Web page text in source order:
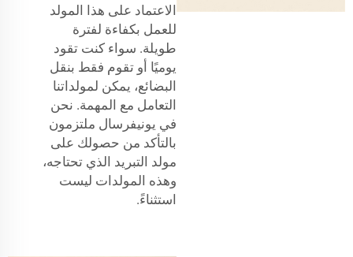
الاعتماد على هذا المولد
للعمل بكفاءة لفترة
طويلة. سواء كنت تقود
يوميًا أو تقوم فقط بنقل
البضائع، يمكن لمولداتنا
التعامل مع المهمة. نحن
في يونيفرسال ملتزمون
بالتأكد من حصولك على
مولد التبريد الذي تحتاجه،
وهذه المولدات ليست
استثناءً.